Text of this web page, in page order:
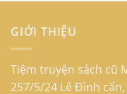
GIỚI THIỆU
Tiệm truyện sách cũ
257/5/24 Lê Đình cẩn,